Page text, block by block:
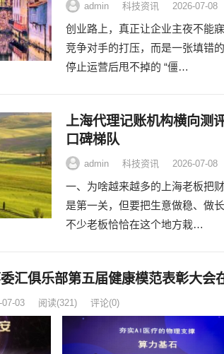
admin 科技资讯 2026-07-08
创业路上，真正让企业主夜不能
竞争对手的打压，而是一张填错
停止运营后甩不掉的 “僵…
上海代理记账机构横向测
口碑梯队
admin 科技资讯 2026-07-08
一、为啥越来越多的上海老板把
是第一关，但要把生意做稳、做
不少老板恰恰在这个地方栽…
汇俱乐部第五届健康模范表彰大会
07-03 阅读(321) 评论(0)